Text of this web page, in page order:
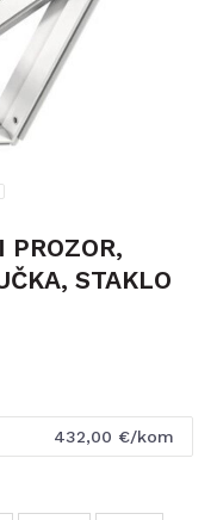
PROZOR,
STAKLO
432,00 €/kom